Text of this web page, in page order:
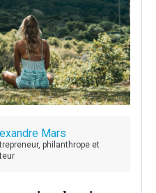
Mars
philanthrope et